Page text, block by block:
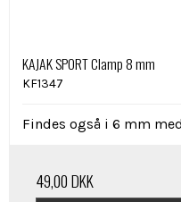
KAJAK SPORT Clamp 8 mm
KF1347
Findes også i 6 mm
49,00 DKK